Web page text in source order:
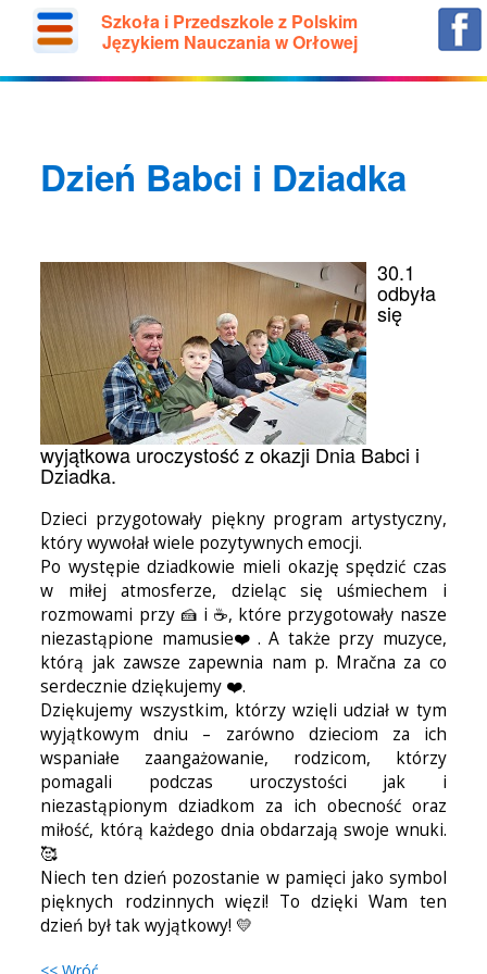
Szkoła i Przedszkole z Polskim
Językiem Nauczania w Orłowej
Dzień Babci i Dziadka
30.1
odbyła
się
wyjątkowa uroczystość z okazji Dnia Babci i
Dziadka.
Dzieci przygotowały piękny program artystyczny,
który wywołał wiele pozytywnych emocji.
Po występie dziadkowie mieli okazję spędzić czas
w miłej atmosferze, dzieląc się uśmiechem i
rozmowami przy 🍰 i ☕, które przygotowały nasze
niezastąpione mamusie❤️. A także przy muzyce,
którą jak zawsze zapewnia nam p. Mračna za co
serdecznie dziękujemy ❤️.
Dziękujemy wszystkim, którzy wzięli udział w tym
wyjątkowym dniu – zarówno dzieciom za ich
wspaniałe zaangażowanie, rodzicom, którzy
pomagali podczas uroczystości jak i
niezastąpionym dziadkom za ich obecność oraz
miłość, którą każdego dnia obdarzają swoje wnuki.
🥰
Niech ten dzień pozostanie w pamięci jako symbol
pięknych rodzinnych więzi! To dzięki Wam ten
dzień był tak wyjątkowy! 💛